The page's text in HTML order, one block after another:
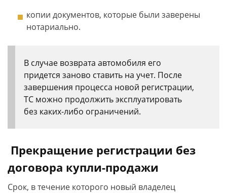
копии документов, которые были заверены
нотариально.
В случае возврата автомобиля его
придется заново ставить на учет. После
завершения процесса новой регистрации,
ТС можно продолжить эксплуатировать
без каких-либо ограничений.
Прекращение регистрации без
договора купли-продажи
Срок, в течение которого новый владелец